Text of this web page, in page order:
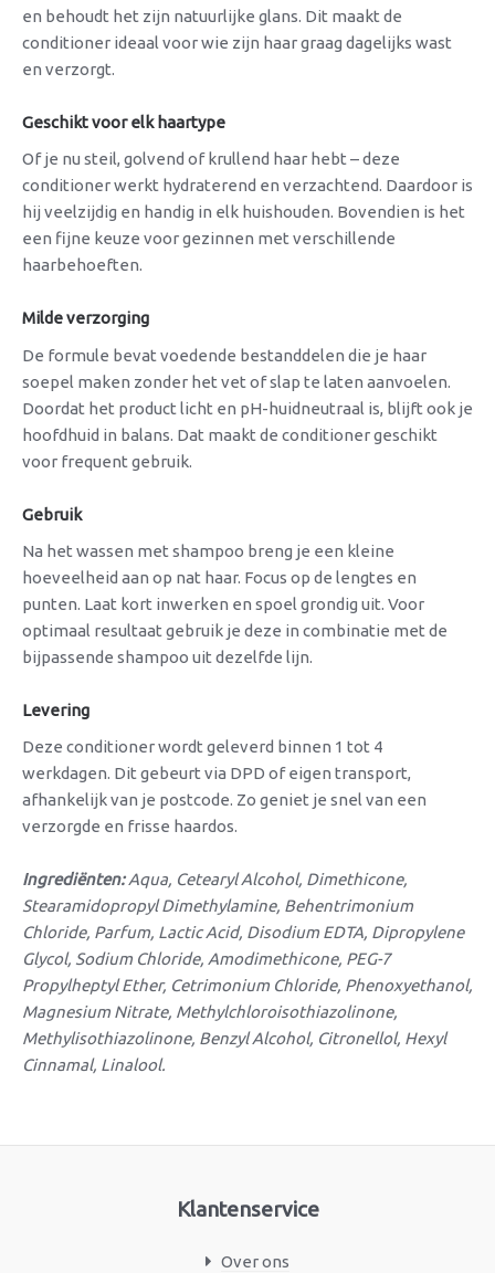
en behoudt het zijn natuurlijke glans. Dit maakt de
conditioner ideaal voor wie zijn haar graag dagelijks wast
en verzorgt.
Geschikt voor elk haartype
Of je nu steil, golvend of krullend haar hebt – deze
conditioner werkt hydraterend en verzachtend. Daardoor is
hij veelzijdig en handig in elk huishouden. Bovendien is het
een fijne keuze voor gezinnen met verschillende
haarbehoeften.
Milde verzorging
De formule bevat voedende bestanddelen die je haar
soepel maken zonder het vet of slap te laten aanvoelen.
Doordat het product licht en pH-huidneutraal is, blijft ook je
hoofdhuid in balans. Dat maakt de conditioner geschikt
voor frequent gebruik.
Gebruik
Na het wassen met shampoo breng je een kleine
hoeveelheid aan op nat haar. Focus op de lengtes en
punten. Laat kort inwerken en spoel grondig uit. Voor
optimaal resultaat gebruik je deze in combinatie met de
bijpassende shampoo uit dezelfde lijn.
Levering
Deze conditioner wordt geleverd binnen 1 tot 4
werkdagen. Dit gebeurt via DPD of eigen transport,
afhankelijk van je postcode. Zo geniet je snel van een
verzorgde en frisse haardos.
Ingrediënten:Aqua, Cetearyl Alcohol, Dimethicone,
Stearamidopropyl Dimethylamine, Behentrimonium
Chloride, Parfum, Lactic Acid, Disodium EDTA, Dipropylene
Glycol, Sodium Chloride, Amodimethicone, PEG-7
Propylheptyl Ether, Cetrimonium Chloride, Phenoxyethanol,
Magnesium Nitrate, Methylchloroisothiazolinone,
Methylisothiazolinone, Benzyl Alcohol, Citronellol, Hexyl
Cinnamal, Linalool.
Klantenservice
Over ons